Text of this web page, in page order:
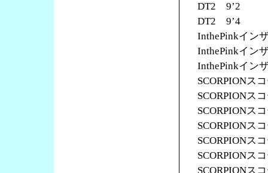
DT2 9’2
DT2 9’4
InthePinkイン
InthePinkイン
InthePinkイン
SCORPIONス
SCORPIONス
SCORPIONス
SCORPIONス
SCORPIONス
SCORPIONス
SCORPIONス